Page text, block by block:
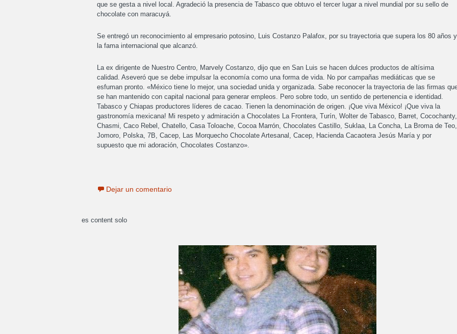
que se gesta a nivel local. Agradeció la presencia de Tabasco que obtuvo el tercer lugar a nivel mundial por su sello de
chocolate con maracuyá.
Se entregó un reconocimiento al empresario potosino, Luis Costanzo Palafox, por su trayectoria que supera los 80 años y
la fama internacional que alcanzó.
La ex dirigente de Nuestro Centro, Marvely Costanzo, dijo que en San Luis se hacen dulces productos de altísima
calidad. Aseveró que se debe impulsar la economía como una forma de vida. No por campañas mediáticas que se
esfuman pronto. «México tiene lo mejor, una sociedad unida y organizada. Sabe reconocer la trayectoria de las firmas
se han mantenido con capital nacional para generar empleos. Pero sobre todo, un sentido de pertenencia e identidad.
Tabasco y Chiapas productores líderes de cacao. Tienen la denominación de origen. ¡Que viva México! ¡Que viva la
gastronomía mexicana! Mi respeto y admiración a Chocolates La Frontera, Turín, Wolter de Tabasco, Barret, Cocochanty,
Chasmi, Caco Rebel, Chatello, Casa Toloache, Cocoa Marrón, Chocolates Castillo, Suklaa, La Concha, La Broma de Teo,
Jomoro, Polska, 7B, Cacep, Las Morquecho Chocolate Artesanal, Cacep, Hacienda Cacaotera Jesús María y por
supuesto que mi adoración, Chocolates Costanzo».
Dejar un comentario
es content solo